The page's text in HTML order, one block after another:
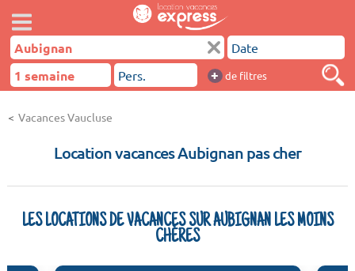
+ de filtres
Vacances Vaucluse
Location vacances Aubignan pas cher
LES LOCATIONS DE VACANCES SUR AUBIGNAN LES MOINS
CHÈRES